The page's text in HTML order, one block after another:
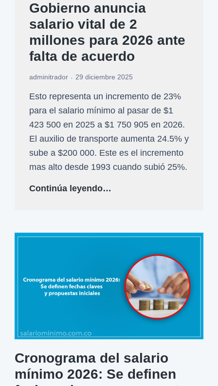
Gobierno anuncia
salario vital de 2
millones para 2026 ante
falta de acuerdo
adminitrador 29 diciembre 2025
Esto representa un incremento de 23%
para el salario mínimo al pasar de $1
423 500 en 2025 a $1 750 905 en 2026.
El auxilio de transporte aumenta 24.5% y
sube a $200 000. Este es el incremento
mas alto desde 1993 cuando subió 25%.
Continúa leyendo…
i
c
i
Cronograma del salario
mínimo 2026: Se definen